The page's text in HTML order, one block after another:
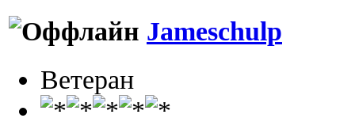
Jameschulp
Ветеран